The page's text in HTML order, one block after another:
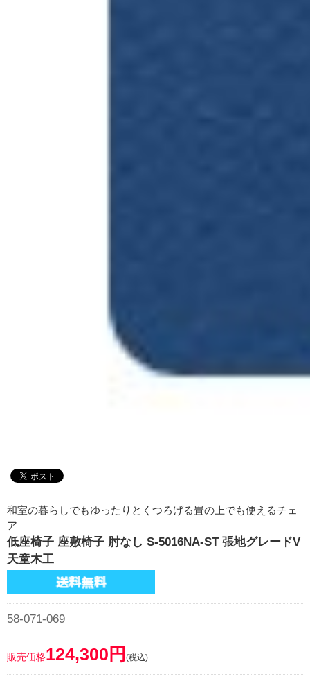
和室の暮らしでもゆったりとくつろげる畳の上でも使えるチェ
ア
低座椅子 座敷椅子 肘なし S-5016NA-ST 張地グレードV
天童木工
58-071-069
販売価格124,300円 (税込)